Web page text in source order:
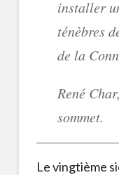
installer
ténèbres
de la
René Char,
sommet.
Le vingtième